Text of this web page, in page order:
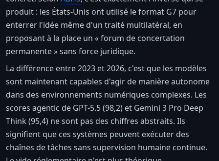
produit : les États-Unis ont utilisé le format G7 pour
enterrer l'idée même d'un traité multilatéral, en
proposant à la place un « forum de concertation
permanente » sans force juridique.
La différence entre 2023 et 2026, c'est que les modèles
sont maintenant capables d'agir de manière autonome
dans des environnements numériques complexes. Les
scores agentic de GPT-5.5 (98,2) et Gemini 3 Pro Deep
Think (95,4) ne sont pas des chiffres abstraits. Ils
signifient que ces systèmes peuvent exécuter des
chaînes de tâches sans supervision humaine continue.